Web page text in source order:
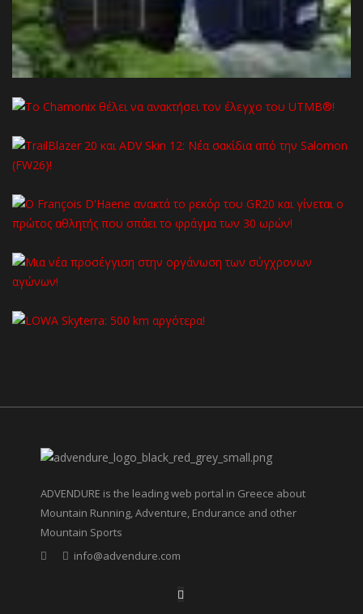
ADVENDURE is the leading web portal in Greece about
Mountain Running, Adventure, Endurance and other
Mountain Sports
info@advendure.com